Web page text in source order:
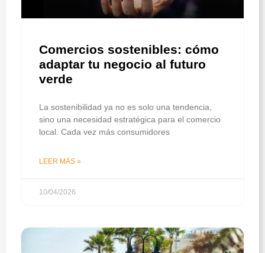
Comercios sostenibles: cómo
adaptar tu negocio al futuro
verde
La sostenibilidad ya no es solo una tendencia,
sino una necesidad estratégica para el comercio
local. Cada vez más consumidores
LEER MÁS »
10/04/2026